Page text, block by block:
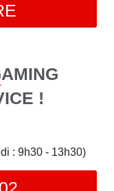
!
: 9h30 - 13h30)